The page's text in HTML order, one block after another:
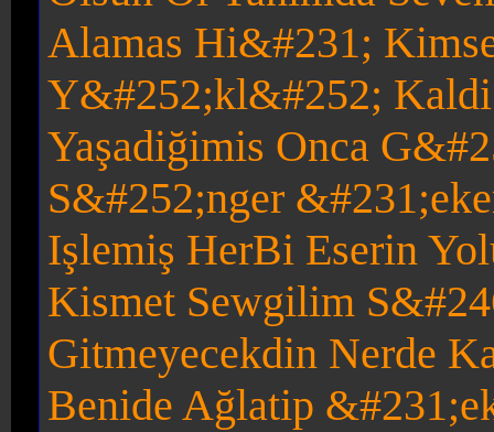
Alamas Hi&#231;
Y&#252;kl&#252;
Yaşadiğimis Onca
S&#252;nger
Işlemiş HerBi Eserin
Kismet Sewgilim
Gitmeyecekdin Nerde
Benide Ağlatip